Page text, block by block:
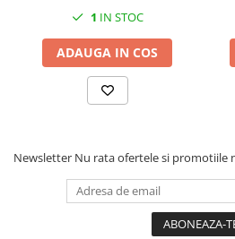
1 IN STOC
ADAUGA IN COS
Newsletter Nu rata ofertele si promotiile